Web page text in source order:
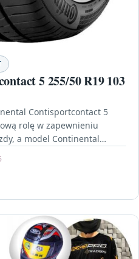
5 255/50 R19 103
Contisportcontact 5
rolę w zapewnieniu
a model Continental